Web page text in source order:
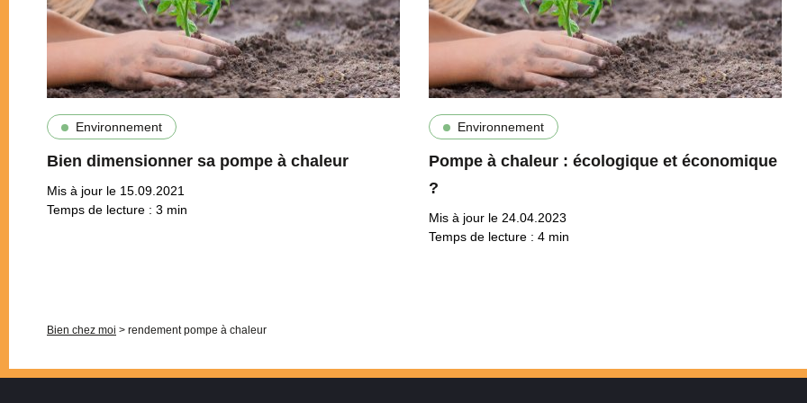
Environnement
Bien dimensionner sa pompe à chaleur
Mis à jour le 15.09.2021
Temps de lecture : 3 min
Environnement
Pompe à chaleur : écologique et économique
?
Mis à jour le 24.04.2023
Temps de lecture : 4 min
Bien chez moi > rendement pompe à chaleur